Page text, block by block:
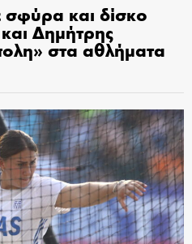
σφύρα και δίσκο
Δημήτρης
στα αθλήματα